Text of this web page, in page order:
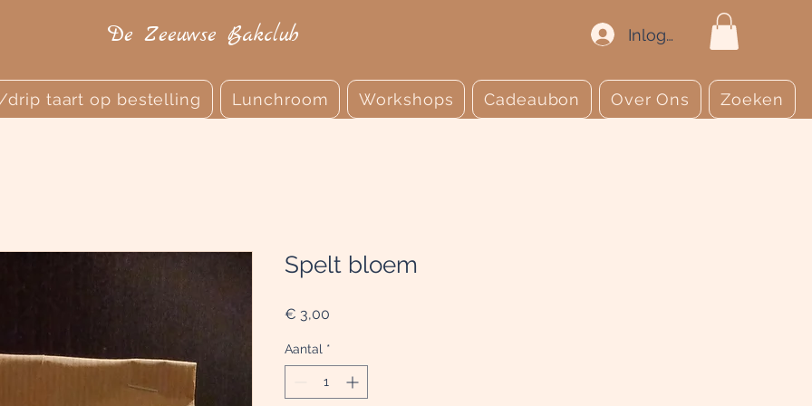
De Zeeuwse Bakclub Inloggen
drip taart op bestelling Lunchroom Workshops Cadeaubon Over Ons Zoeken
Spelt bloem
€ 3,00
Aantal *